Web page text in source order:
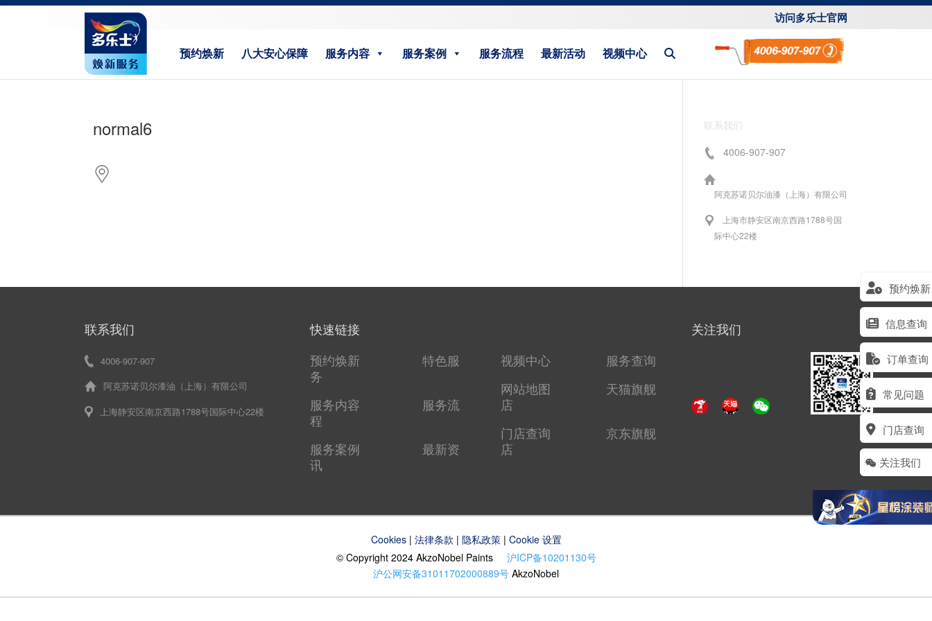
访问多乐士官网
预约焕新 八大安心保障 服务内容 服务案例 服务流程 最新活动 视频中心
预约焕新
信息查询
订单查询
常见问题
门店查询
关注我们
normal6
联系我们
4006-907-907
阿克苏诺贝尔油漆（上海）有限公司
上海市静安区南京西路1788号国
际中心22楼
联系我们
4006-907-907
阿克苏诺贝尔漆油（上海）有限公司
上海静安区南京西路1788号国际中心22楼
快速链接
预约焕新
特色服
务
服务内容
服务流
程
服务案例
最新资
讯
视频中心
服务查询
网站地图
天猫旗舰
店
门店查询
京东旗舰
店
关注我们
Cookies| 法律条款 | 隐私政策| Cookie 设置
© Copyright 2024 AkzoNobel Paints 沪ICP备10201130号
沪公网安备31011702000889号 AkzoNobel